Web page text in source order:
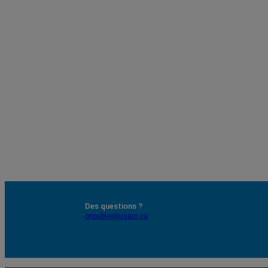
Des questions ?
onpublie@uqam.ca